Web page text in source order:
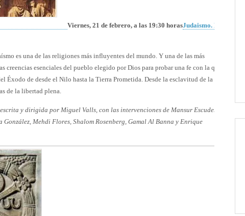
Viernes, 21 de febrero, a las 19:30 horasJudaismo. El
es una de las religiones más influyentes del mundo. Y una de las más
creencias esenciales del pueblo elegido por Dios para probar una fe con la que
Éxodo de desde el Nilo hasta la Tierra Prometida. Desde la esclavitud de la
de la libertad plena.
y dirigida por Miguel Valls, con las intervenciones de Mansur Escudero,
González, Mehdi Flores, Shalom Rosenberg, Gamal Al Banna y Enrique